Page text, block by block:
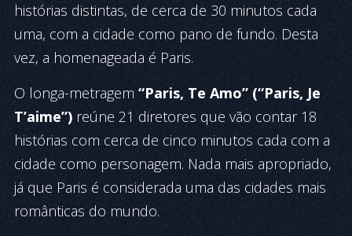
histórias distintas, de cerca de 30 minutos cada
uma, com a cidade como pano de fundo. Desta
vez, a homenageada é Paris.
O longa-metragem “Paris, Te Amo” (“Paris, Je
T’aime”) reúne 21 diretores que vão contar 18
histórias com cerca de cinco minutos cada com a
cidade como personagem. Nada mais apropriado,
já que Paris é considerada uma das cidades mais
românticas do mundo.